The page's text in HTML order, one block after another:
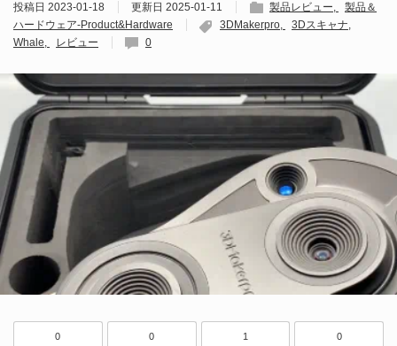
投稿日 2023-01-18 更新日 2025-01-11 製品レビュー
製品＆
ハードウェア-Product&Hardware
3DMakerpro
3Dスキャナ
Whale
レビュー 0
0 0 1 0